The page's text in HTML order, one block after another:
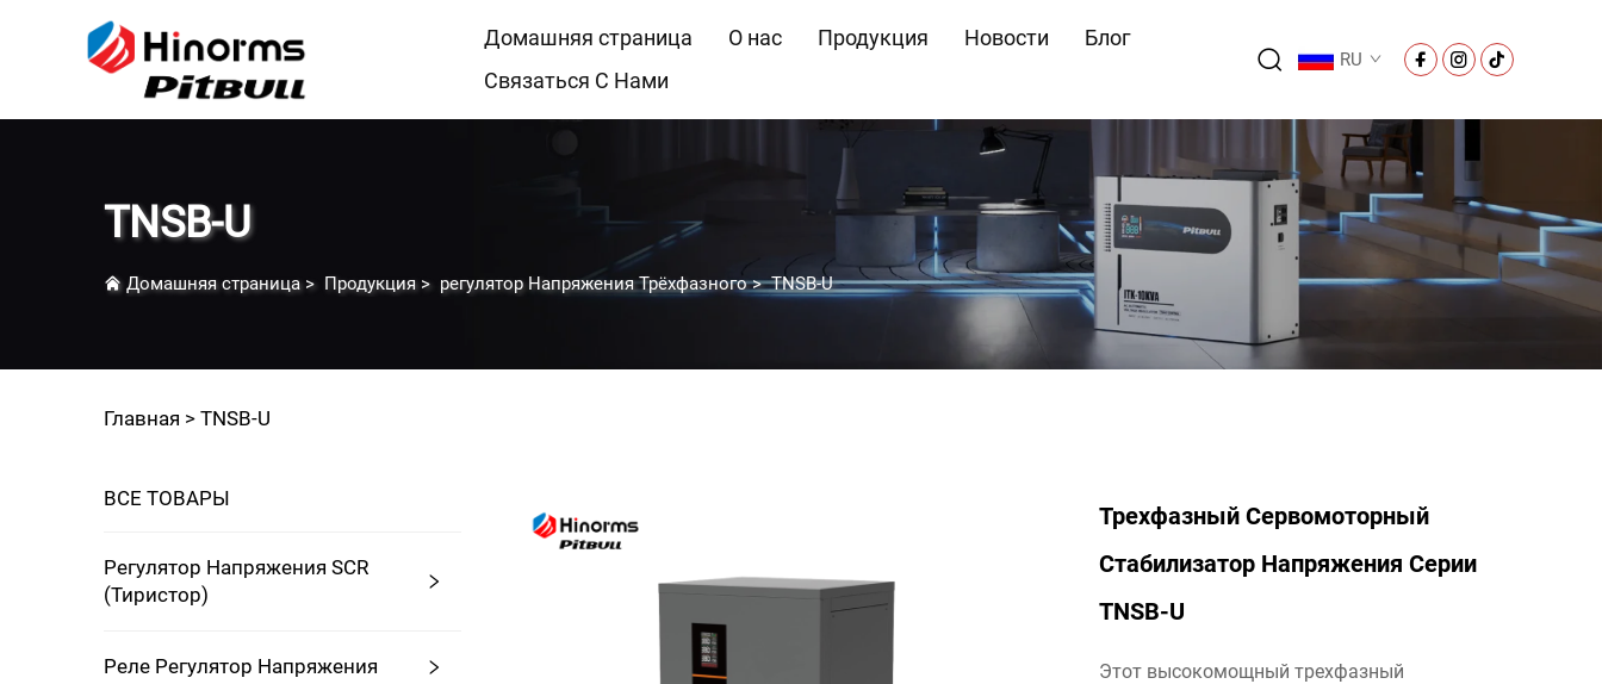
Домашняя страница О нас Продукция Новости
Блог
Связаться С Нами
RU
TNSB-U
Домашняя страница> Продукция> регулятор Напряжения Трёхфазного>TNSB-U
Главная > TNSB-U
ВСЕ ТОВАРЫ
Регулятор Напряжения SCR
(Тиристор)
Реле Регулятор Напряжения
Трехфазный Сервомоторный
Стабилизатор Напряжения Серии
TNSB-U
Этот высокомощный трехфазный